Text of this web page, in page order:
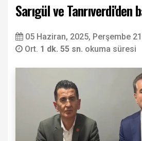
Sarıgül ve Tanrıverdi'den
05 Haziran, 2025, Perşembe
Ort. 1 dk. 55 sn. okuma süresi